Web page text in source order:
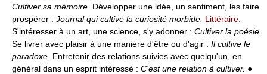
Cultiver sa mémoire. Développer une idée, un sentiment, les faire
prospérer : Journal qui cultive la curiosité morbide. Littéraire.
S'intéresser à un art, une science, s'y adonner : Cultiver la poésie.
Se livrer avec plaisir à une manière d'être ou d'agir : Il cultive le
paradoxe. Entretenir des relations suivies avec quelqu'un, en
général dans un esprit intéressé : C'est une relation à cultiver. ●